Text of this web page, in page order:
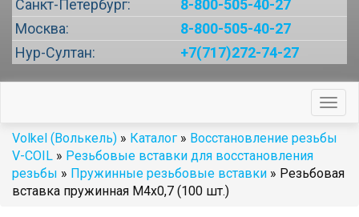
Санкт-Петербург:
8-800-505-40-27
Москва:
8-800-505-40-27
Нур-Султан:
+7(717)272-74-27
Volkel (Волькель) » Каталог » Восстановление резьбы
V-COIL » Резьбовые вставки для восстановления
резьбы » Пружинные резьбовые вставки » Резьбовая
вставка пружинная M4x0,7 (100 шт.)